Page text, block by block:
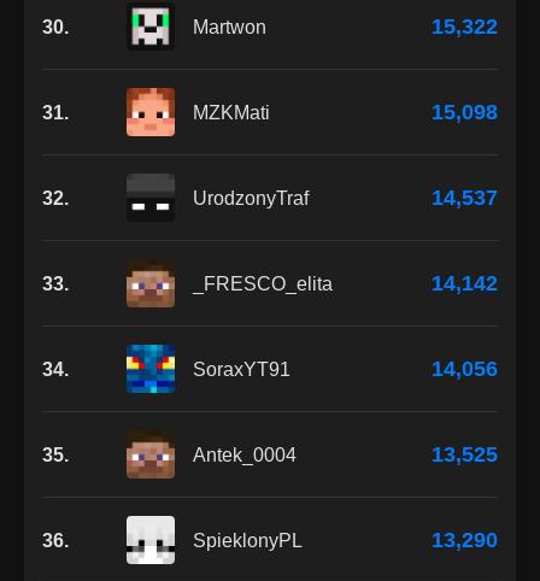
30. Martwon 15,322
31. MZKMati 15,098
32. UrodzonyTraf 14,537
33. _FRESCO_elita 14,142
34. SoraxYT91 14,056
35. Antek_0004 13,525
36. SpieklonyPL 13,290